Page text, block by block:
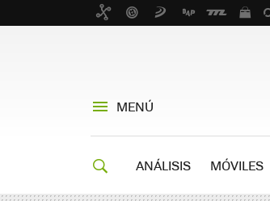
MENÚ
ANÁLISIS MÓVILES